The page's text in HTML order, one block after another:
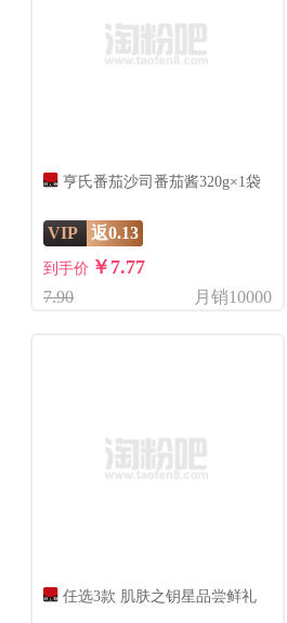
亨氏番茄沙司番茄酱320g×1袋
VIP 返0.13
到手价 ￥7.77
7.90 月销10000
任选3款 肌肤之钥星品尝鲜礼